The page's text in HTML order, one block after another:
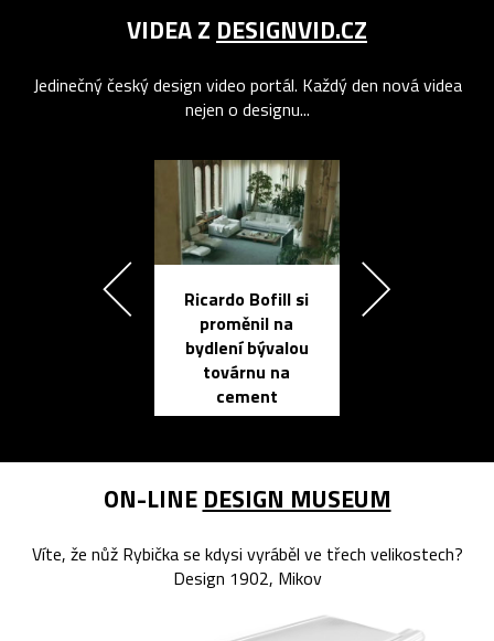
VIDEA Z DESIGNVID.CZ
Jedinečný český design video portál. Každý den nová videa
nejen o designu...
Ricardo Bofill si
proměnil na
bydlení bývalou
továrnu na
cement
ON-LINE DESIGN MUSEUM
Víte, že nůž Rybička se kdysi vyráběl ve třech velikostech?
Design 1902, Mikov